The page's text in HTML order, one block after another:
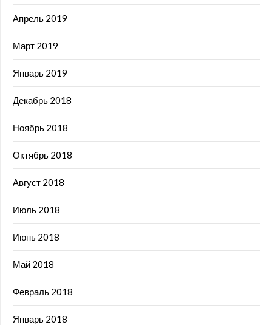
Апрель 2019
Март 2019
Январь 2019
Декабрь 2018
Ноябрь 2018
Октябрь 2018
Август 2018
Июль 2018
Июнь 2018
Май 2018
Февраль 2018
Январь 2018